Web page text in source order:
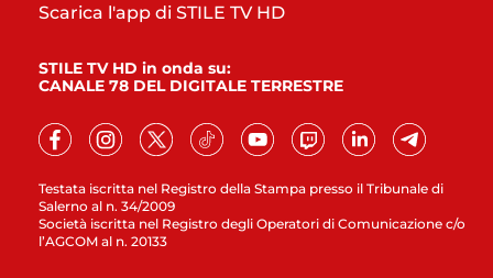
Testata iscritta nel Registro della Stampa presso il Tribunale di
Salerno al n. 34/2009
Società iscritta nel Registro degli Operatori di Comunicazione c/o
l’AGCOM al n. 20133
Scarica l'app di STILE TV HD
STILE TV HD in onda su:
CANALE 78 DEL DIGITALE TERRESTRE